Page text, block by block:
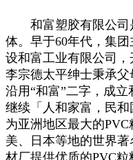
和富塑胶有限公司
体。早于60年代，集
设和富工业有限公司，
李宗德太平绅士秉承父
沿用“和富”二字，成立
继续「人和家富，民
为亚洲地区最大的
美、日本等地的世界